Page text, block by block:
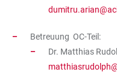
Betreuung OC-Teil:
Dr. Matthias